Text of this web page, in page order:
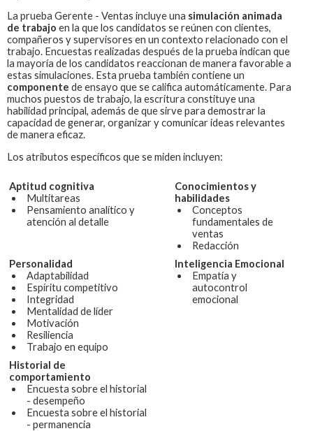
La prueba Gerente - Ventas incluye una simulación animada
de trabajo en la que los candidatos se reúnen con clientes,
compañeros y supervisores en un contexto relacionado con el
trabajo. Encuestas realizadas después de la prueba indican que
la mayoría de los candidatos reaccionan de manera favorable a
estas simulaciones. Esta prueba también contiene un
componente de ensayo que se califica automáticamente. Para
muchos puestos de trabajo, la escritura constituye una
habilidad principal, además de que sirve para demostrar la
capacidad de generar, organizar y comunicar ideas relevantes
de manera eficaz.
Los atributos específicos que se miden incluyen:
Aptitud cognitiva
Multitareas
Pensamiento analítico y
atención al detalle
Conocimientos y
habilidades
Conceptos
fundamentales de
ventas
Redacción
Personalidad
Adaptabilidad
Espíritu competitivo
Integridad
Mentalidad de líder
Motivación
Resiliencia
Trabajo en equipo
Inteligencia Emocional
Empatía y
autocontrol
emocional
Historial de
comportamiento
Encuesta sobre el historial
- desempeño
Encuesta sobre el historial
- permanencia